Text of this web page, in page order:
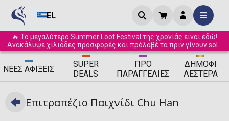
EL
🔥 Το μεγαλύτερο Summer Loot Festival της χρονιάς είναι εδώ!
Ανακάλυψε χιλιάδες προσφορές και πρόλαβέ τα πριν γίνουν sold
out! ☀️
ΝΈΕΣ ΑΦΊΞΕΙΣ
SUPER
DEALS
ΠΡΟ
ΠΑΡΑΓΓΕΛΊΕΣ
ΔΗΜΟΦΙ
ΛΈΣΤΕΡΑ
Επιτραπέζιο Παιχνίδι Chu Han